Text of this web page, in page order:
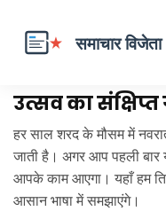
नवरात्री 2025
उत्सव का संक्षिप्त
हर साल शरद के मौसम में
जाती है। अगर आप पहली बार
आपके काम आएगा। यहाँ हम
आसान भाषा में समझाएंगे।